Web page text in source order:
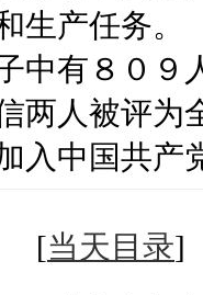
生产任务。
中有８０９
两人被评为
入中国共产
[当天目录